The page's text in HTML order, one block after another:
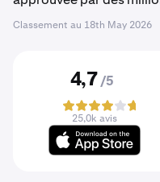
Classement au 18th May 2026
4,7 /5
25,0k avis